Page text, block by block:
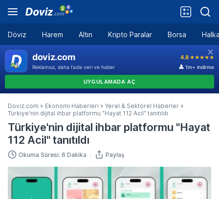
Döviz Harem Altın Kripto Paralar Borsa
Doviz.com » Ekonomi Haberleri » Yerel & Sektörel Haberler »
Türkiye'nin dijital ihbar platformu "Hayat 112 Acil" tanıtıldı
Türkiye'nin dijital ihbar platformu "Hayat
112 Acil" tanıtıldı
Okuma Süresi: 6 Dakika Paylaş